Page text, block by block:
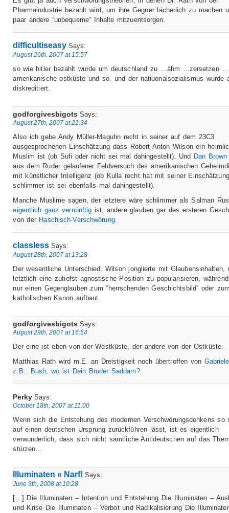
Pharmaindustrie bezahlt wird, um ihre Gegner lächerlich zu machen
paar andere “unbequeme” Inhalte mitzuentsorgen.
difficultiseasy Says:
August 26th, 2007 at 15:57
so wie hitler bezahlt wurde um deutschland zu …ähm …zersetzen …
amerikanische ostküste und so. und der natiuonalsozialismus wurde
diskreditiert.
godforgivesbigots Says:
August 27th, 2007 at 21:34
Also ich gebe Andy Müller-Maguhn recht in seiner auf dem 23C3
ausgesprochenen Einschätzung dass Robert Anton Wilson ein
Muslim ist (ob Sufi oder nicht sei mal dahingestellt). Und Dan Brown
aus dem Ruder gelaufener Feldversuch des amerikanischen
mit künstlicher Intelligenz (ob Kulla recht hat mit seiner
schlimmer ist sei ebenfalls mal dahingestellt).
Manche Muslime sagen, der letztere wäre schlimmer als Salman
eigentlich ganz vernünftig ist, andere glauben gar des ersteren
von der Haschisch-Verschwörung.
classless Says:
August 28th, 2007 at 13:28
Der wesentliche Unterschied: Wilson jonglierte mit Glaubensinhalten,
letztlich eine zutiefst agnostische Position zu popularisieren,
nur einen Gegenglauben zum “herrschenden Geschichtsbild” oder
katholischen Kanon aufbaut.
godforgivesbigots Says:
August 29th, 2007 at 16:54
Der eine ist eben von der Westküste, der andere von der Ostküste.
Matthias Rath wird m.E. an Dreistigkeit noch übertroffen von
z.B.: Bush, wo ist Dein Bruder Saddam?
Perky Says:
October 18th, 2007 at 11:00
Wenn sich die Entstehung des modernen Verschwörungsdenkens so
auf einen deutschen Ursprung zurückführen lässt, ist es eigentlich
verwunderlich, dass sich nicht sämtliche Antideutschen auf das
stürzen…
Illuminaten « Narf! Says:
June 9th, 2008 at 10:28
[…] Die Illuminaten – Intention und Entstehung Die Illuminaten –
und Krise Die Illuminaten – Verbot und Radikalisierung Die